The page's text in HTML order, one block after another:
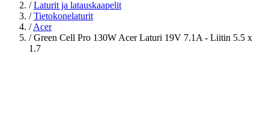
/ Laturit ja latauskaapelit
/ Tietokonelaturit
/ Acer
/ Green Cell Pro 130W Acer Laturi 19V 7.1A - Liitin 5.5 x
1.7